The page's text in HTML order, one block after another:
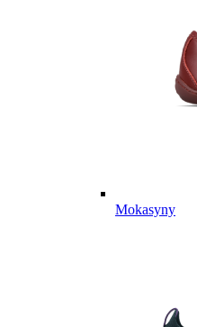
Mokasyny